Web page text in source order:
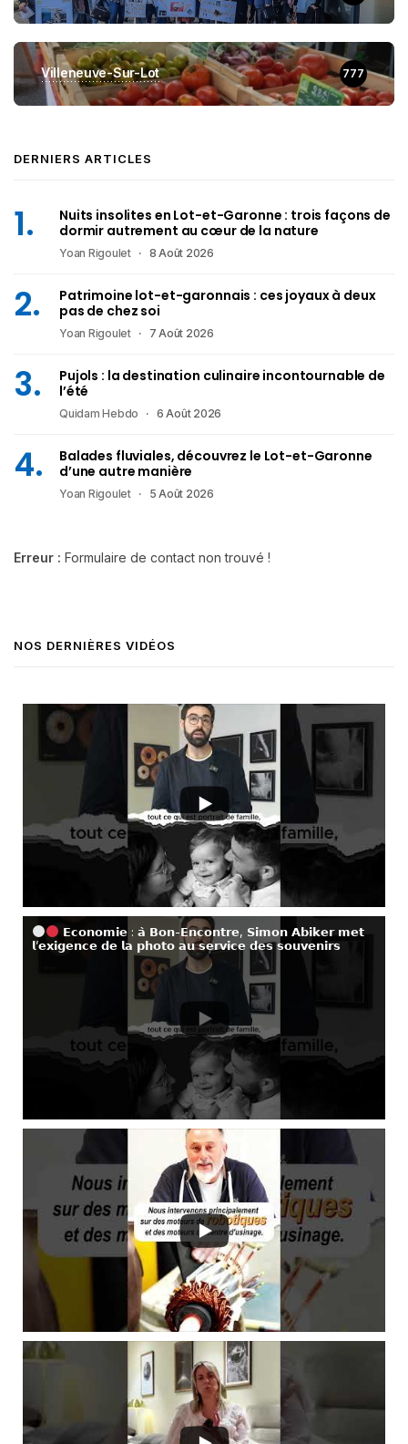
Villeneuve-Sur-Lot 777
DERNIERS ARTICLES
Nuits insolites en Lot-et-Garonne : trois façons de
dormir autrement au cœur de la nature
Yoan Rigoulet 8 Août 2026
Patrimoine lot-et-garonnais : ces joyaux à deux
pas de chez soi
Yoan Rigoulet 7 Août 2026
Pujols : la destination culinaire incontournable de
l’été
Quidam Hebdo 6 Août 2026
Balades fluviales, découvrez le Lot-et-Garonne
d’une autre manière
Yoan Rigoulet 5 Août 2026
Erreur : Formulaire de contact non trouvé !
NOS DERNIÈRES VIDÉOS
𝗘𝗰𝗼𝗻𝗼𝗺𝗶𝗲 : 𝗮̀ 𝗕𝗼𝗻-𝗘𝗻𝗰𝗼𝗻𝘁𝗿𝗲, 𝗦𝗶𝗺𝗼𝗻 𝗔𝗯𝗶𝗸𝗲𝗿 𝗺𝗲𝘁
𝗹’𝗲𝘅𝗶𝗴𝗲𝗻𝗰𝗲 𝗱𝗲 𝗹𝗮 𝗽𝗵𝗼𝘁𝗼 𝗮𝘂 𝘀𝗲𝗿𝘃𝗶𝗰𝗲 𝗱𝗲𝘀 𝘀𝗼𝘂𝘃𝗲𝗻𝗶𝗿𝘀